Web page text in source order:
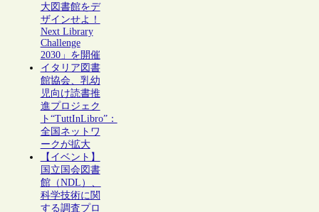
大図書館をデ
ザインせよ！
Next Library
Challenge
2030」を開催
イタリア図書
館協会、乳幼
児向け読書推
進プロジェク
ト“TuttInLibro”：
全国ネットワ
ークが拡大
【イベント】
国立国会図書
館（NDL）、
科学技術に関
する調査プロ